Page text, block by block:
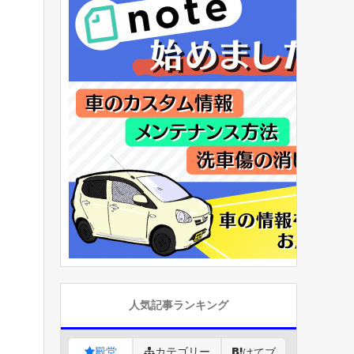
人気記事ランキング
殿堂 カテゴリー はてブ